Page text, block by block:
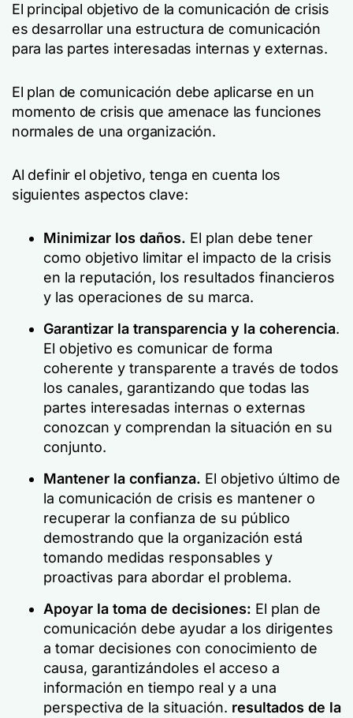
El principal objetivo de la comunicación de crisis
es desarrollar una estructura de comunicación
para las partes interesadas internas y externas.
El plan de comunicación debe aplicarse en un
momento de crisis que amenace las funciones
normales de una organización.
Al definir el objetivo, tenga en cuenta los
siguientes aspectos clave:
Minimizar los daños. El plan debe tener
como objetivo limitar el impacto de la crisis
en la reputación, los resultados financieros
y las operaciones de su marca.
Garantizar la transparencia y la coherencia.
El objetivo es comunicar de forma
coherente y transparente a través de todos
los canales, garantizando que todas las
partes interesadas internas o externas
conozcan y comprendan la situación en su
conjunto.
Mantener la confianza. El objetivo último de
la comunicación de crisis es mantener o
recuperar la confianza de su público
demostrando que la organización está
tomando medidas responsables y
proactivas para abordar el problema.
Apoyar la toma de decisiones: El plan de
comunicación debe ayudar a los dirigentes
a tomar decisiones con conocimiento de
causa, garantizándoles el acceso a
información en tiempo real y a una
perspectiva de la situación. resultados de la